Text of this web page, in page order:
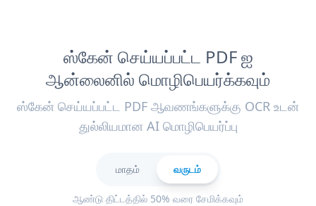
ஸ்கேன் செய்யப்பட்ட PDF ஐ
ஆன்லைனில் மொழிபெயர்க்கவும்
ஸ்கேன் செய்யப்பட்ட PDF ஆவணங்களுக்கு OCR உடன்
துல்லியமான AI மொழிபெயர்ப்பு
மாதம் வருடம்
ஆண்டு திட்டத்தில் 50% வரை சேமிக்கவும்